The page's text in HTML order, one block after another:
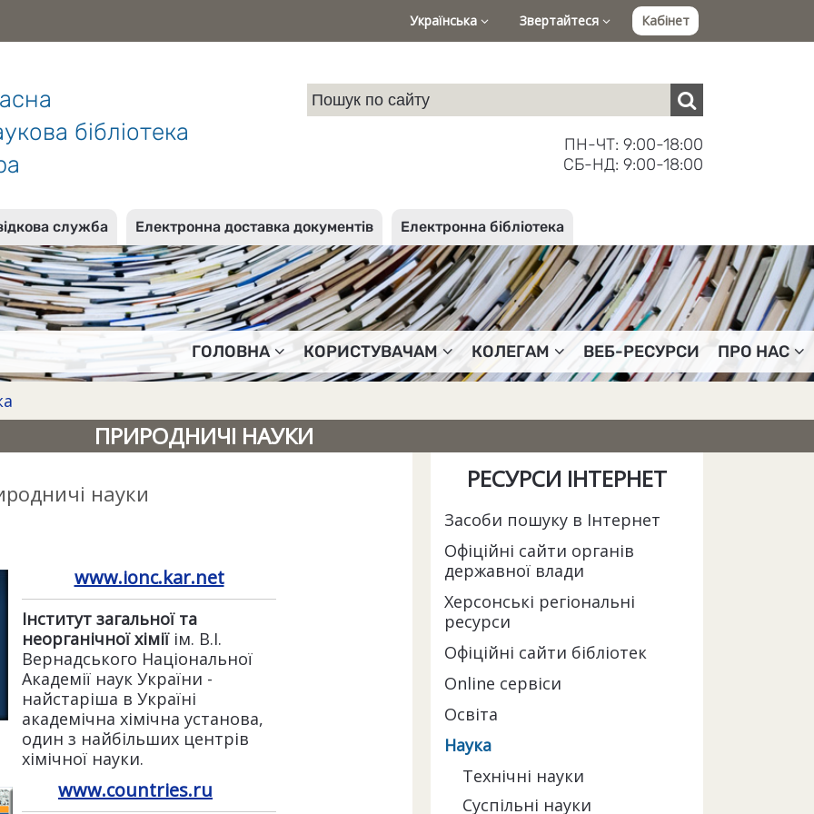
Українська Звертайтеся Кабінет
бібліотека
ПН-ЧТ: 9:00-18:00
СБ-НД: 9:00-18:00
служба Електронна доставка документів Електронна бібліотека
ГОЛОВНА КОРИСТУВАЧАМ КОЛЕГАМ ВЕБ-РЕСУРСИ ПРО НАС
ПРИРОДНИЧІ НАУКИ
науки
www.ionc.kar.net
Інститут загальної та
неорганічної хіміїім. В.І.
Вернадського Національної
Академії наук України -
найстаріша в Україні
академічна хімічна установа,
один з найбільших центрів
хімічної науки.
www.countries.ru
РЕСУРСИ ІНТЕРНЕТ
Засоби пошуку в Інтернет
Офіційні сайти органів
державної влади
Херсонські регіональні
ресурси
Офіційні сайти бібліотек
Online сервіси
Освіта
Наука
Технічні науки
Суспільні науки